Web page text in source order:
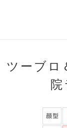
ツーブロ